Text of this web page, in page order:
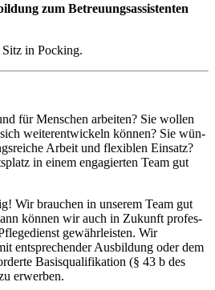
zum Betreuungsassistenten
Sitz in Pocking.
für Menschen arbeiten? Sie wollen
weiter­entwickeln können? Sie wün­
Arbeit und flexiblen Einsatz?
in einem engagierten Team gut
Wir brauchen in unserem Team gut
können wir auch in Zukunft profes­
gewährleisten. Wir
entsprechender Ausbildung oder dem
Basisqualifikation (§ 43 b des
erwerben.